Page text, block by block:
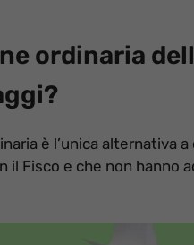
ordinaria
è l’unica alternativa
il Fisco e che non hanno